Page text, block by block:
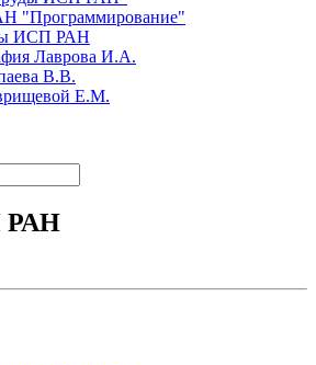
"Программирование"
ИСП РАН
Лаврова И.А.
В.В.
Е.М.
РАН